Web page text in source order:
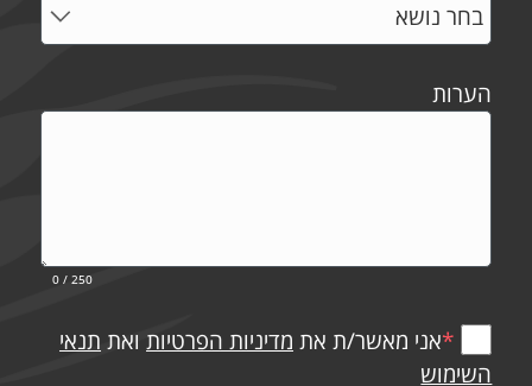
הערות
0 / 250
*אני מאשר/ת את מדיניות הפרטיות ואת תנאי
השימוש